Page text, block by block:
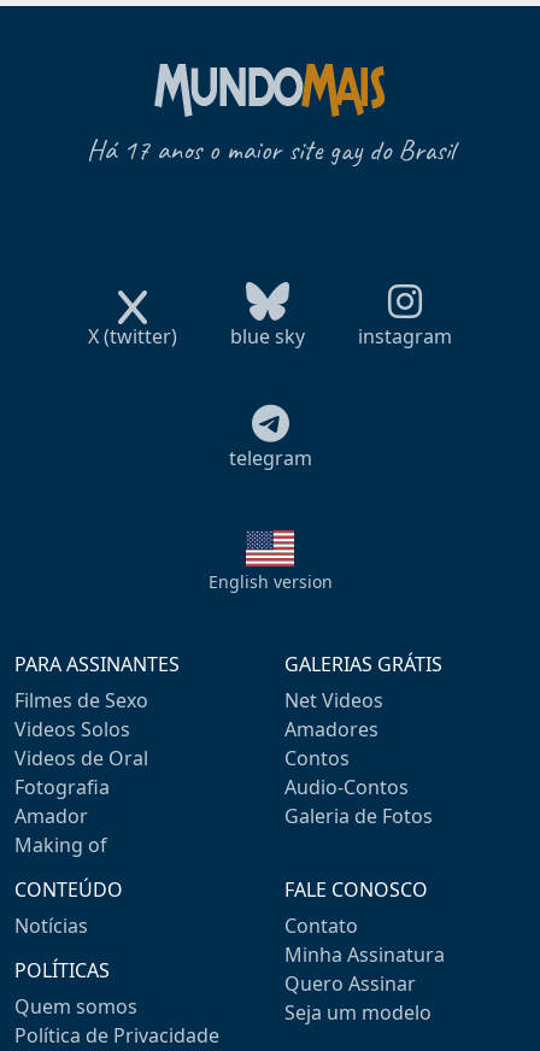
Há 17 anos o maior site gay do Brasil
X (twitter) blue sky instagram
telegram
English version
PARA ASSINANTES
Filmes de Sexo
Videos Solos
Videos de Oral
Fotografia
Amador
Making of
GALERIAS GRÁTIS
Net Videos
Amadores
Contos
Audio-Contos
Galeria de Fotos
CONTEÚDO
Notícias
POLÍTICAS
Quem somos
Política de Privacidade
FALE CONOSCO
Contato
Minha Assinatura
Quero Assinar
Seja um modelo